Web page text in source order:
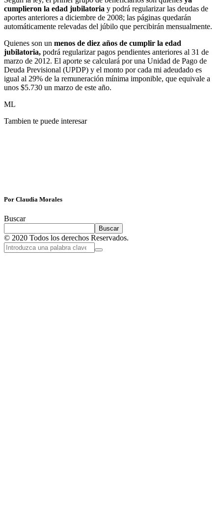
cumplieron la edad jubilatoria y podrá regularizar las deudas de
aportes anteriores a diciembre de 2008; las páginas quedarán
automáticamente relevadas del júbilo que percibirán mensualmente.
Quienes son un menos de diez años de cumplir la edad
jubilatoria, podrá regularizar pagos pendientes anteriores al 31 de
marzo de 2012. El aporte se calculará por una Unidad de Pago de
Deuda Previsional (UPDP) y el monto por cada mi adeudado es
igual al 29% de la remuneración mínima imponible, que equivale a
unos $5.730 un marzo de este año.
ML
Tambien te puede interesar
Por Claudia Morales
Buscar
Buscar
© 2020 Todos los derechos Reservados.